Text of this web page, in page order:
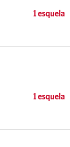
1 esquela
1 esquela